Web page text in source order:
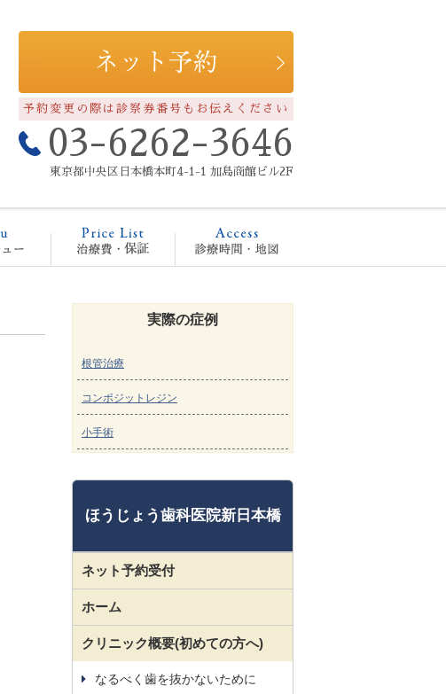
予約変更の際は診察券番号もお伝えください
03-6262-3646
東京都中央区日本橋本町4-1-1 加島商館ビル2F
治療メニュー 治療費・保証
実際の症例
根管治療
コンポジットレジン
小手術
ほうじょう歯科医院新日本橋
ネット予約受付
ホーム
クリニック概要(初めての方へ)
なるべく歯を抜かないために